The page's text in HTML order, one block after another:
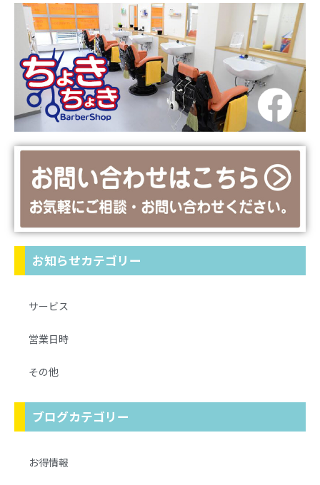
お知らせカテゴリー
サービス
営業日時
その他
ブログカテゴリー
お得情報